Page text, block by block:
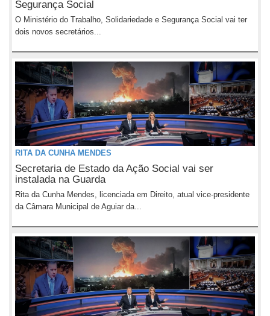
Segurança Social
O Ministério do Trabalho, Solidariedade e Segurança Social vai ter
dois novos secretários...
RITA DA CUNHA MENDES
Secretaria de Estado da Ação Social vai ser
instalada na Guarda
Rita da Cunha Mendes, licenciada em Direito, atual vice-presidente
da Câmara Municipal de Aguiar da...